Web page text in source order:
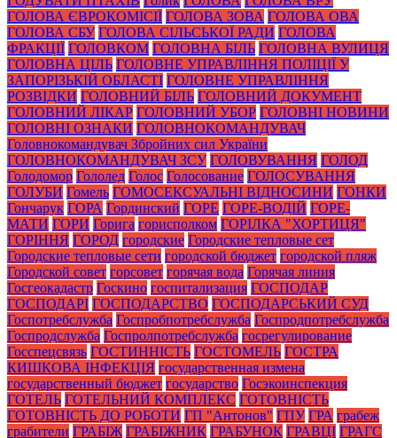
ГОЛОВА ЄВРОКОМІСІЇ ГОЛОВА ЗОВА ГОЛОВА ОВА
ГОЛОВА СБУ ГОЛОВА СІЛЬСЬКОЇ РАДИ ГОЛОВА
ФРАКЦІЇ ГОЛОВКОМ ГОЛОВНА БІЛЬ ГОЛОВНА ВУЛИЦЯ
ГОЛОВНА ЦІЛЬ ГОЛОВНЕ УПРАВЛІННЯ ПОЛІЦІЇ У
ЗАПОРІЗЬКІЙ ОБЛАСТІ ГОЛОВНЕ УПРАВЛІННЯ
РОЗВІДКИ ГОЛОВНИЙ БІЛЬ ГОЛОВНИЙ ДОКУМЕНТ
ГОЛОВНИЙ ЛІКАР ГОЛОВНИЙ УБОР ГОЛОВНІ НОВИНИ
ГОЛОВНІ ОЗНАКИ ГОЛОВНОКОМАНДУВАЧ
Головнокомандувач Збройних сил України
ГОЛОВНОКОМАНДУВАЧ ЗСУ ГОЛОВУВАННЯ ГОЛОД
Голодомор Гололед Голос Голосование ГОЛОСУВАННЯ
ГОЛУБИ Гомель ГОМОСЕКСУАЛЬНІ ВІДНОСИНИ ГОНКИ
Гончарук ГОРА Гординский ГОРЕ ГОРЕ-ВОДІЙ ГОРЕ-
МАТИ ГОРИ Горига горисполком ГОРІЛКА "ХОРТИЦЯ"
ГОРІННЯ ГОРОД городские Городские тепловые сет
Городские тепловые сети городской бюджет городской пляж
Городской совет горсовет горячая вода Горячая линия
Госгеокадастр Госкино госпитализация ГОСПОДАР
ГОСПОДАРІ ГОСПОДАРСТВО ГОСПОДАРСЬКИЙ СУД
Госпотребслужба Госпробпотребслужба Госпродпотребслужба
Госпродслужба Госпролпотребслужба госрегулирование
Госспецсвязь ГОСТИННІСТЬ ГОСТОМЕЛЬ ГОСТРА
КИШКОВА ІНФЕКЦІЯ государственная измена
государственный бюджет государство Госэкоинспекция
ГОТЕЛЬ ГОТЕЛЬНИЙ КОМПЛЕКС ГОТОВНІСТЬ
ГОТОВНІСТЬ ДО РОБОТИ ГП "Антонов" ГПУ ГРА грабеж
грабители ГРАБІЖ ГРАБІЖНИК ГРАБУНОК ГРАВЦІ ГРАГС